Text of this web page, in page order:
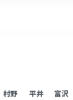
村野
平井
富沢